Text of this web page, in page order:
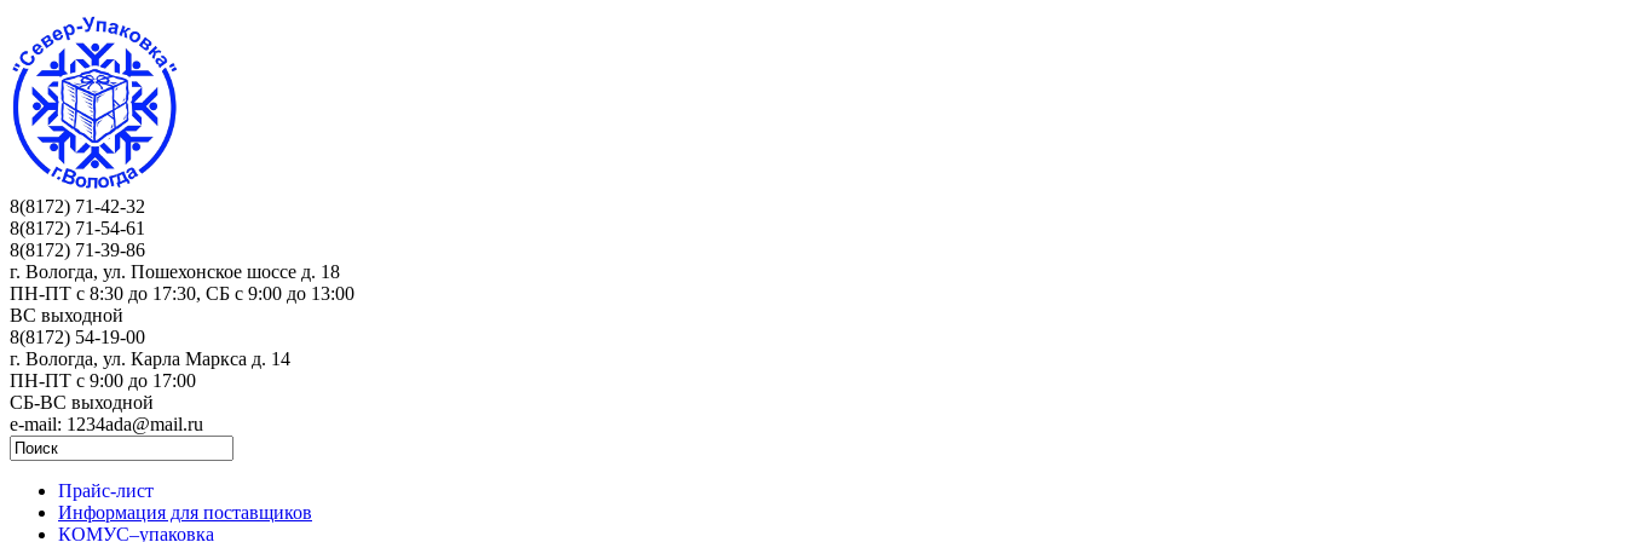
8(8172) 71-42-32
8(8172) 71-54-61
8(8172) 71-39-86
г. Вологда, ул. Пошехонское шоссе д. 18
ПН-ПТ c 8:30 до 17:30, СБ с 9:00 до 13:00
ВС выходной
8(8172) 54-19-00
г. Вологда, ул. Карла Маркса д. 14
ПН-ПТ c 9:00 до 17:00
СБ-ВС выходной
e-mail: 1234ada@mail.ru
Прайс-лист
Информация для поставщиков
КОМУС–упаковка